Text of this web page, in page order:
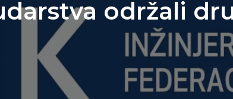
održali